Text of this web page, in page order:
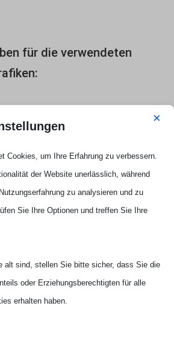
für die verwendeten
Einbrecher / Fotolia.com
elements /
school emergency exit /
school emergency exit /
×
Cookies, um Ihre Erfahrung zu verbessern.
der Website unerlässlich, während
zu analysieren und zu
Sie Ihre Optionen und treffen Sie Ihre
alt sind, stellen Sie bitte sicher, dass Sie die
oder Erziehungsberechtigten für alle
erhalten haben.